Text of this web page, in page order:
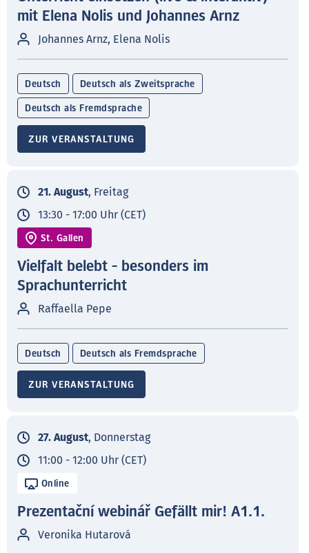
mit Elena Nolis und Johannes Arnz
Johannes Arnz, Elena Nolis
Deutsch Deutsch als Zweitsprache
Deutsch als Fremdsprache
ZUR VERANSTALTUNG
21. August, Freitag
13:30 - 17:00 Uhr (CET)
St. Gallen
Vielfalt belebt - besonders im
Sprachunterricht
Raffaella Pepe
Deutsch Deutsch als Fremdsprache
ZUR VERANSTALTUNG
27. August, Donnerstag
11:00 - 12:00 Uhr (CET)
Online
Prezentační webinář Gefällt mir! A1.1.
Veronika Hutarová